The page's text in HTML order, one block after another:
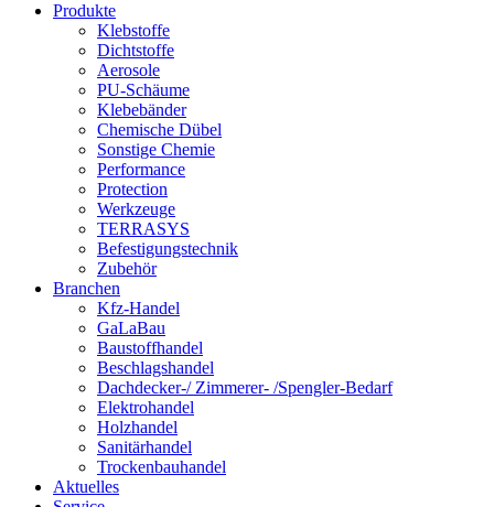
Produkte
Klebstoffe
Dichtstoffe
Aerosole
PU-Schäume
Klebebänder
Chemische Dübel
Sonstige Chemie
Performance
Protection
Werkzeuge
TERRASYS
Befestigungstechnik
Zubehör
Branchen
Kfz-Handel
GaLaBau
Baustoffhandel
Beschlagshandel
Dachdecker-/ Zimmerer- /Spengler-Bedarf
Elektrohandel
Holzhandel
Sanitärhandel
Trockenbauhandel
Aktuelles